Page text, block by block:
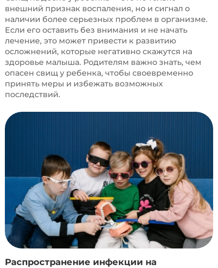
внешний признак воспаления, но и сигнал о
наличии более серьезных проблем в организме.
Если его оставить без внимания и не начать
лечение, это может привести к развитию
осложнений, которые негативно скажутся на
здоровье малыша. Родителям важно знать, чем
опасен свищ у ребенка, чтобы своевременно
принять меры и избежать возможных
последствий.
Распространение инфекции на